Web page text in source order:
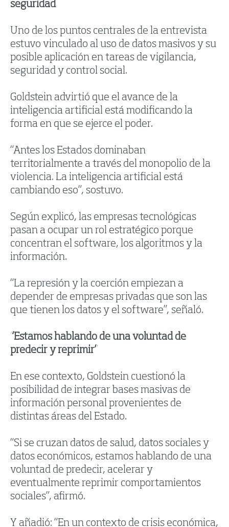
seguridad
Uno de los puntos centrales de la entrevista
estuvo vinculado al uso de datos masivos y su
posible aplicación en tareas de vigilancia,
seguridad y control social.
Goldstein advirtió que el avance de la
inteligencia artificial está modificando la
forma en que se ejerce el poder.
“Antes los Estados dominaban
territorialmente a través del monopolio de la
violencia. La inteligencia artificial está
cambiando eso”, sostuvo.
Según explicó, las empresas tecnológicas
pasan a ocupar un rol estratégico porque
concentran el software, los algoritmos y la
información.
“La represión y la coerción empiezan a
depender de empresas privadas que son las
que tienen los datos y el software”, señaló.
“Estamos hablando de una voluntad de
predecir y reprimir”
En ese contexto, Goldstein cuestionó la
posibilidad de integrar bases masivas de
información personal provenientes de
distintas áreas del Estado.
“Si se cruzan datos de salud, datos sociales y
datos económicos, estamos hablando de una
voluntad de predecir, acelerar y
eventualmente reprimir comportamientos
sociales”, afirmó.
Y añadió: “En un contexto de crisis económica,